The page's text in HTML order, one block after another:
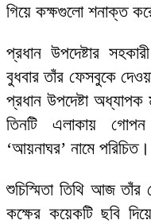
গিয়ে কক্ষগুলো শনাক্ত
প্রধান উপদেষ্টার
বুধবার তাঁর ফেসবুকে
প্রধান উপদেষ্টা
তিনটি এলাকায় গোপন
‘আয়নাঘর’ নামে পরিচিত।
শুচিস্মিতা তিথি আজ
কক্ষের কয়েকটি ছবি